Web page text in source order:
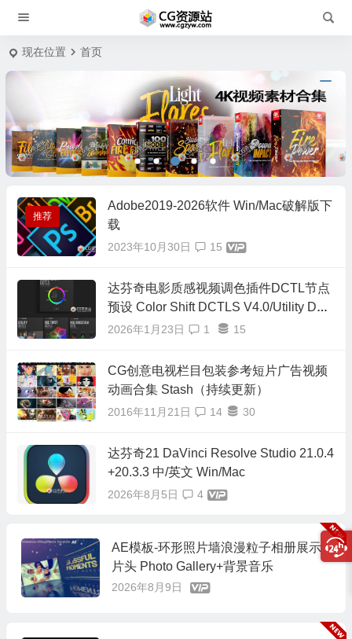
现在位置 首页
推荐
Adobe2019-2026软件 Win/Mac破解版下
载
2023年10月30日 15
达芬奇电影质感视频调色插件DCTL节点
预设 Color Shift DCTLS V4.0/Utility DCT
L/Hue Twist V2/RGB Crosstalk/RGB Spli
2026年1月23日 1 15
CG创意电视栏目包装参考短片广告视频
动画合集 Stash（持续更新）
2016年11月21日 14 30
达芬奇21 DaVinci Resolve Studio 21.0.4
+20.3.3 中/英文 Win/Mac
2026年8月5日 4
AE模板-环形照片墙浪漫粒子相册展示
片头 Photo Gallery+背景音乐
2026年8月9日